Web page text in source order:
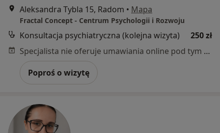
Aleksandra Tybla 15, Radom • Mapa
Fractal Concept - Centrum Psychologii i Rozwoju
Konsultacja psychiatryczna (kolejna wizyta)
250 zł
Specjalista nie oferuje umawiania online pod tym adresem.
Poproś o wizytę